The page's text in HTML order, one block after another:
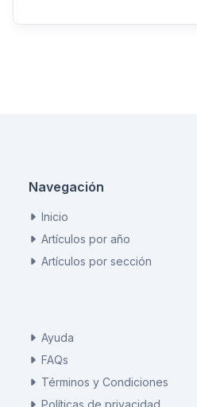
Navegación
Inicio
Artículos por año
Artículos por sección
Ayuda
FAQs
Términos y Condiciones
Políticas de privacidad